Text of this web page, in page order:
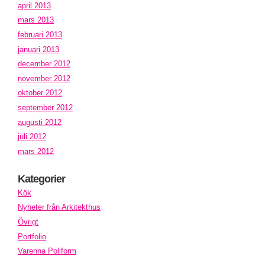
april 2013
mars 2013
februari 2013
januari 2013
december 2012
november 2012
oktober 2012
september 2012
augusti 2012
juli 2012
mars 2012
Kategorier
Kök
Nyheter från Arkitekthus
Övrigt
Portfolio
Varenna Poliform